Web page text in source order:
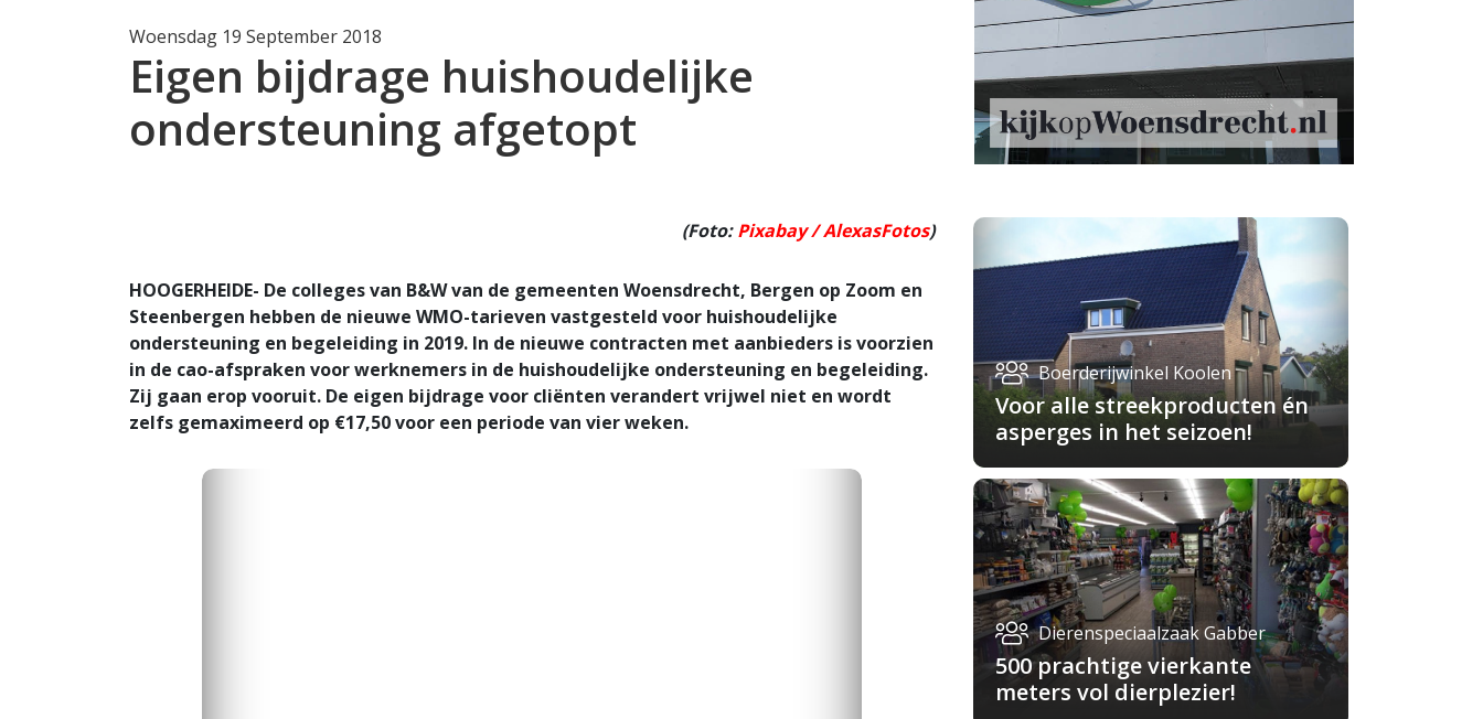
Woensdag 19 September 2018
Eigen bijdrage huishoudelijke
ondersteuning afgetopt
(Foto:Pixabay / AlexasFotos)
HOOGERHEIDE- De colleges van B&W van de gemeenten Woensdrecht, Bergen op Zoom en
Steenbergen hebben de nieuwe WMO-tarieven vastgesteld voor huishoudelijke
ondersteuning en begeleiding in 2019. In de nieuwe contracten met aanbieders is voorzien
in de cao-afspraken voor werknemers in de huishoudelijke ondersteuning en begeleiding.
Zij gaan erop vooruit. De eigen bijdrage voor cliënten verandert vrijwel niet en wordt
zelfs gemaximeerd op €17,50 voor een periode van vier weken.
Boerderijwinkel Koolen
Voor alle streekproducten én
asperges in het seizoen!
Dierenspeciaalzaak Gabber
500 prachtige vierkante
meters vol dierplezier!